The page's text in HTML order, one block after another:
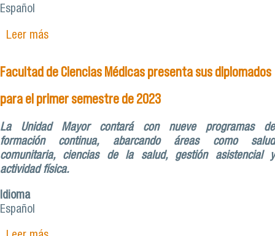
Español
Leer mássobre Diplomado de Neurofarmacología: una
el tratamiento de enfermedades del sistema
nervioso central
Facultad de Ciencias Médicas presenta sus diplomados
para el primer semestre de 2023
La Unidad Mayor contará con nueve programas de
formación continua, abarcando áreas como salud
comunitaria, ciencias de la salud, gestión asistencial y
actividad física.
Idioma
Español